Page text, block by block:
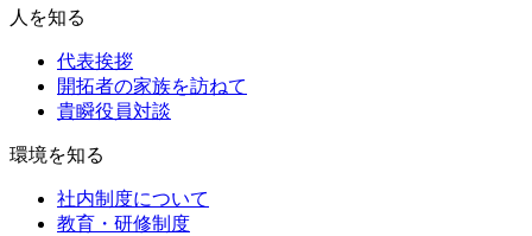
人を知る
代表挨拶
開拓者の家族を訪ねて
貴瞬役員対談
環境を知る
社内制度について
教育・研修制度